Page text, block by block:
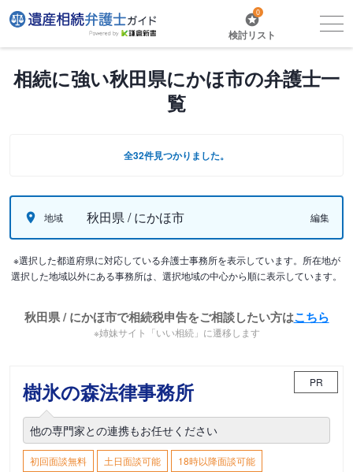
0
検討リスト
相続に強い秋田県にかほ市の弁護士一
覧
全32件見つかりました。
地域 秋田県 / にかほ市 編集
※選択した都道府県に対応している弁護士事務所を表示しています。所在地が
選択した地域以外にある事務所は、選択地域の中心から順に表示しています。
秋田県 / にかほ市で相続税申告をご相談したい方はこちら
※姉妹サイト「いい相続」に遷移します
樹氷の森法律事務所 PR
他の専門家との連携もお任せください
初回面談無料 土日面談可能 18時以降面談可能